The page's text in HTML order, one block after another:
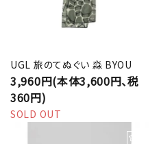
UGL 旅のてぬぐい 淼 BYOU
3,960円(本体3,600円、税
360円)
SOLD OUT